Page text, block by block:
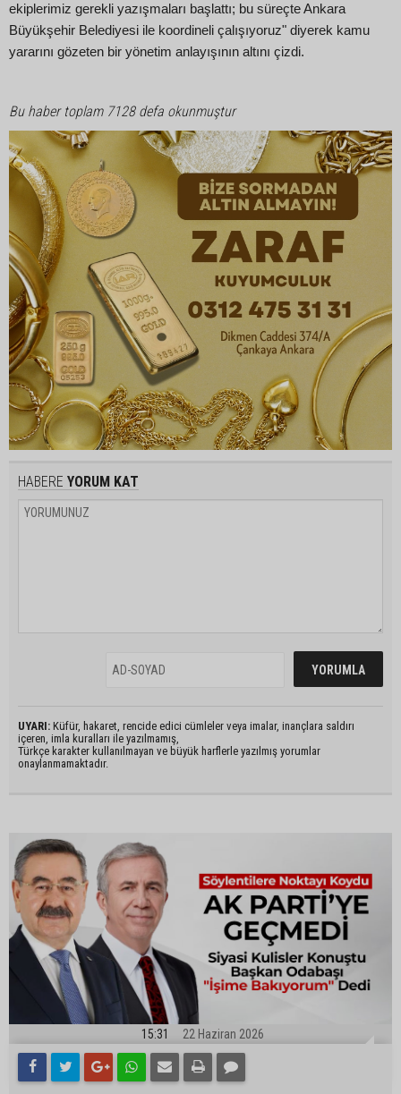
ekiplerimiz gerekli yazışmaları başlattı; bu süreçte Ankara
Büyükşehir Belediyesi ile koordineli çalışıyoruz" diyerek kamu
yararını gözeten bir yönetim anlayışının altını çizdi.
Bu haber toplam 7128 defa okunmuştur
HABERE YORUM KAT
UYARI: Küfür, hakaret, rencide edici cümleler veya imalar, inançlara saldırı
içeren, imla kuralları ile yazılmamış,
Türkçe karakter kullanılmayan ve büyük harflerle yazılmış yorumlar
onaylanmamaktadır.
15:31 22 Haziran 2026